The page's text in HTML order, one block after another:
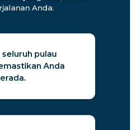
Anda.
pulau
Anda